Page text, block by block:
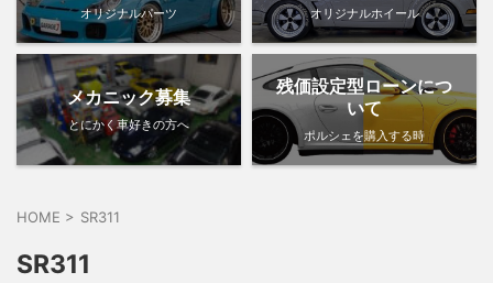
オリジナルパーツ オリジナルホイール
メカニック募集
とにかく車好きの方へ
残価設定型ローンにつ
いて
ポルシェを購入する時
HOME > SR311
SR311